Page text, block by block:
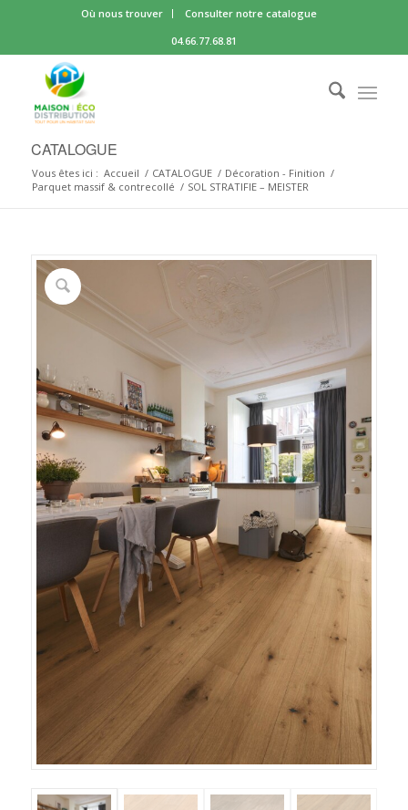
Où nous trouver
Consulter notre catalogue
04.66.77.68.81
CATALOGUE
Vous êtes ici : Accueil / CATALOGUE / Décoration - Finition /
Parquet massif & contrecollé / SOL STRATIFIE – MEISTER